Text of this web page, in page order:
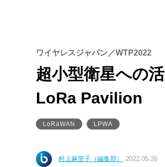
ワイヤレスジャパン／WTP2022
超小型衛星への
LoRa Pavilion
LoRaWAN LPWA
村上麻里子（編集部） 2022.05.26